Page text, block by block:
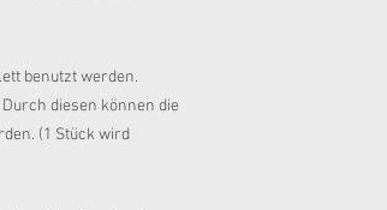
benutzt werden.
diesen können die
(1 Stück wird